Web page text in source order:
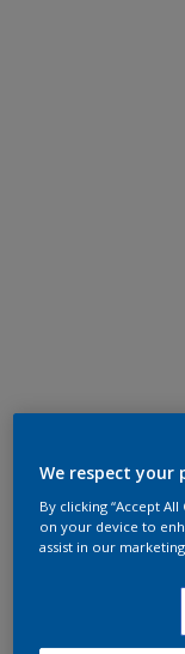
We respect your
By clicking “Accept
on your device to
assist in our